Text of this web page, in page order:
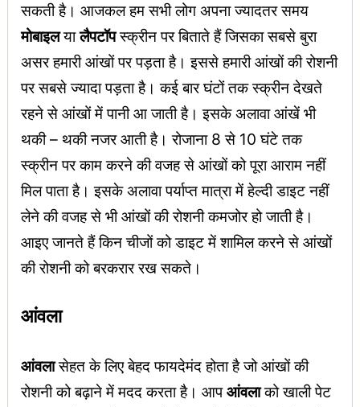
सकती है। आजकल हम सभी लोग अपना ज्यादतर समय
मोबाइलयालैपटॉपस्क्रीन पर बिताते हैं जिसका सबसे बुरा
असर हमारी आंखों पर पड़ता है। इससे हमारी आंखों की रोशनी
पर सबसे ज्यादा पड़ता है। कई बार घंटों तक स्क्रीन देखते
रहने से आंखों में पानी आ जाती है। इसके अलावा आंखें भी
थकी – थकी नजर आती है। रोजाना 8 से 10 घंटे तक
स्क्रीन पर काम करने की वजह से आंखों को पूरा आराम नहीं
मिल पाता है। इसके अलावा पर्याप्त मात्रा में हेल्दी डाइट नहीं
लेने की वजह से भी आंखों की रोशनी कमजोर हो जाती है।
आइए जानते हैं किन चीजों को डाइट में शामिल करने से आंखों
की रोशनी को बरकरार रख सकते।
आंवला
आंवलासेहत के लिए बेहद फायदेमंद होता है जो आंखों की
रोशनी को बढ़ाने में मदद करता है। आपआंवलाको खाली पेट